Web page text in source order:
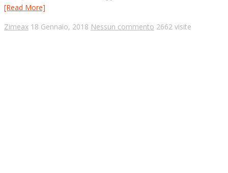
[Read More]
Zimeax 18 Gennaio, 2018 Nessun commento 2662 visite